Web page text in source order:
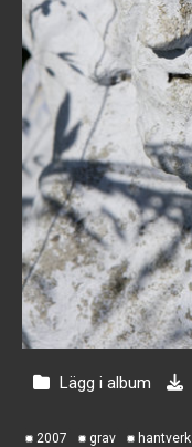
Lägg i album
2007 grav hantverk